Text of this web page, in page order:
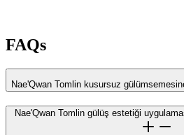
FAQs
Nae'Qwan Tomlin kusursuz
Nae'Qwan Tomlin gülüş estetiği